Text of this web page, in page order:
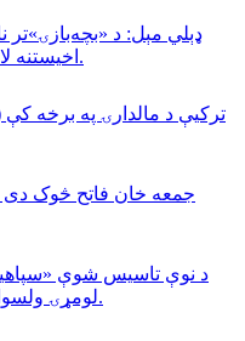
ډېلي مېل: د «بچه‌بازۍ»تر
اخیستنه لا هم په افغانستان کې دوام لري.
د نوې تاسیس شوې
لومړۍ ولسوالۍ د سقوط په اړه نوې اعلامیه.